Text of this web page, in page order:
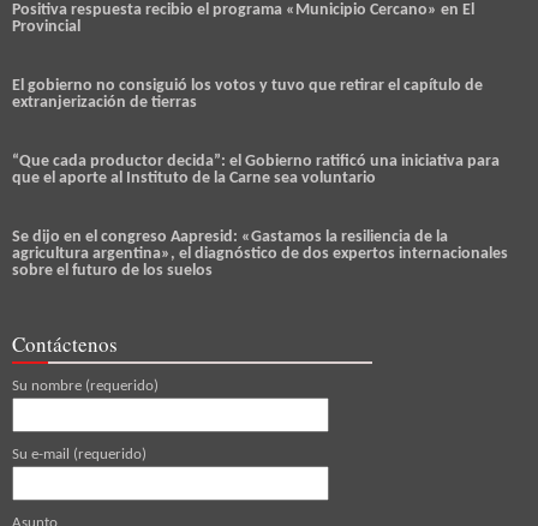
Positiva respuesta recibio el programa «Municipio Cercano» en El
Provincial
El gobierno no consiguió los votos y tuvo que retirar el capítulo de
extranjerización de tierras
“Que cada productor decida”: el Gobierno ratificó una iniciativa para
que el aporte al Instituto de la Carne sea voluntario
Se dijo en el congreso Aapresid: «Gastamos la resiliencia de la
agricultura argentina», el diagnóstico de dos expertos internacionales
sobre el futuro de los suelos
Contáctenos
Su nombre (requerido)
Su e-mail (requerido)